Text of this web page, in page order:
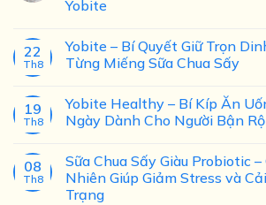
Yobite
22
Th8
Yobite – Bí Quyết Giữ Trọn
Từng Miếng Sữa Chua Sấy
19
Th8
Yobite Healthy – Bí Kíp Ăn
Ngày Dành Cho Người Bận
08
Th8
Sữa Chua Sấy Giàu Probiotic
Nhiên Giúp Giảm Stress và
Trạng